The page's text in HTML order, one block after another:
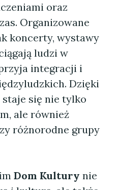
oraz
Organizowane
koncerty, wystawy
ludzi w
integracji i
Dzięki
staje się nie tylko
ale również
różnorodne grupy
Dom Kultury nie